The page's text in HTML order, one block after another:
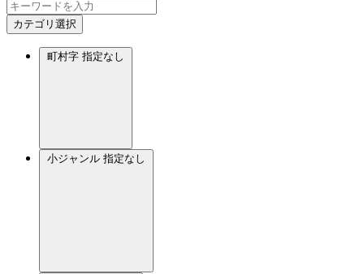
カテゴリ選択
町村字 指定なし
小ジャンル 指定なし